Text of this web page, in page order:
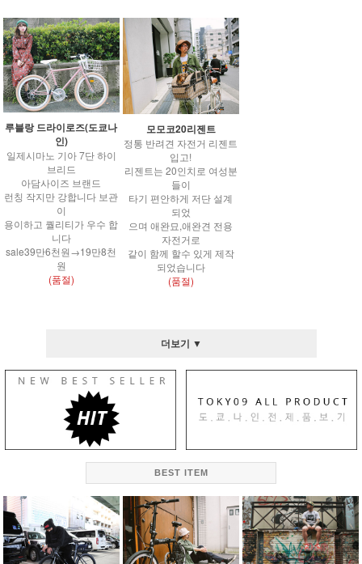
루블랑 드라이로즈(도쿄나
인)
일제시마노 기아 7단 하이
브리드
아담사이즈 브랜드
런칭 작지만 강합니다 보관
이
용이하고 퀄리티가 우수 합
니다
sale39만6천원→19만8천
원
(품절)
모모코20리젠트
정통 반려견 자전거 리젠트
입고!
리젠트는 20인치로 여성분
들이
타기 편안하게 저단 설계
되었
으며 애완묘,애완견 전용
자전거로
같이 함께 할수 있게 제작
되었습니다
(품절)
더보기 ▼
BEST ITEM